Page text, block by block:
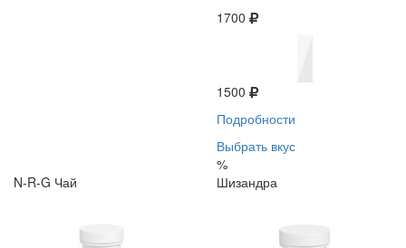
1700
1500
Подробности
Выбрать вкус
%
N-R-G Чай
Шизандра